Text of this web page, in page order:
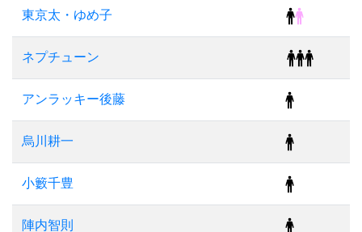
東京太・ゆめ子
ネプチューン
アンラッキー後藤
烏川耕一
小籔千豊
陣内智則